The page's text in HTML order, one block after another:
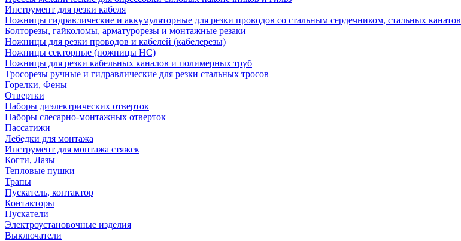
Инструмент для резки кабеля
Ножницы гидравлические и аккумуляторные для резки проводов со стальным сердечником, стальных канатов
Болторезы, гайколомы, арматурорезы и монтажные резаки
Ножницы для резки проводов и кабелей (кабелерезы)
Ножницы секторные (ножницы НС)
Ножницы для резки кабельных каналов и полимерных труб
Тросорезы ручные и гидравлические для резки стальных тросов
Горелки, Фены
Отвертки
Наборы диэлектрических отверток
Наборы слесарно-монтажных отверток
Пассатижи
Лебедки для монтажа
Инструмент для монтажа стяжек
Когти, Лазы
Тепловые пушки
Трапы
Пускатель, контактор
Контакторы
Пускатели
Электроустановочные изделия
Выключатели